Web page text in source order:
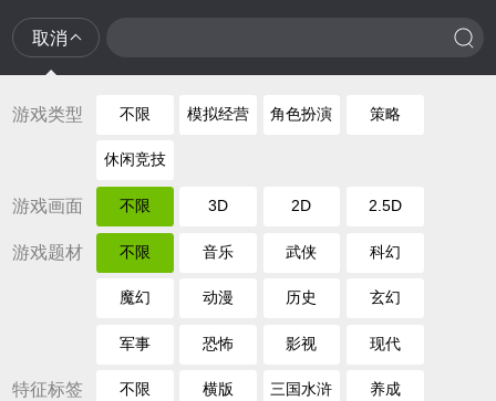
取消
游戏类型 不限 模拟经营 角色扮演 策略
休闲竞技
游戏画面 不限 3D 2D 2.5D
游戏题材 不限 音乐 武侠 科幻
魔幻 动漫 历史 玄幻
军事 恐怖 影视 现代
特征标签 不限 横版 三国水浒 养成